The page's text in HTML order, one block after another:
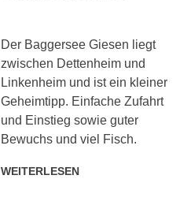
Der Baggersee Giesen liegt
zwischen Dettenheim und
Linkenheim und ist ein kleiner
Geheimtipp. Einfache Zufahrt
und Einstieg sowie guter
Bewuchs und viel Fisch.
WEITERLESEN